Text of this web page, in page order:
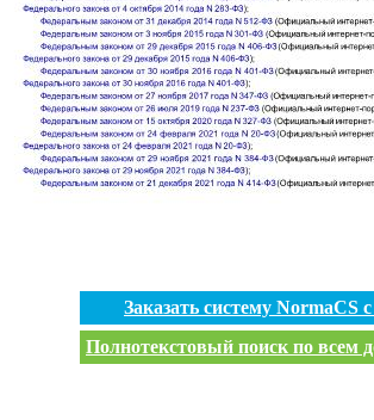
Заказать систему
Полнотекстовый поиск по всем